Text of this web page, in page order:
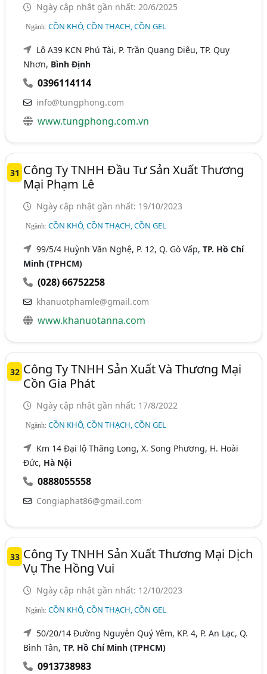
Ngày cập nhật gần nhất: 20/6/2025
Ngành:CỒN KHÔ, CỒN THẠCH, CỒN GEL
Lô A39 KCN Phú Tài, P. Trần Quang Diệu, TP. Quy
Nhơn, Bình Định
0396114114
info@tungphong.com
www.tungphong.com.vn
31 Công Ty TNHH Đầu Tư Sản Xuất Thương
Mại Phạm Lê
Ngày cập nhật gần nhất: 19/10/2023
Ngành:CỒN KHÔ, CỒN THẠCH, CỒN GEL
99/5/4 Huỳnh Văn Nghệ, P. 12, Q. Gò Vấp,TP. Hồ Chí
Minh (TPHCM)
(028) 66752258
khanuotphamle@gmail.com
www.khanuotanna.com
32 Công Ty TNHH Sản Xuất Và Thương Mại
Cồn Gia Phát
Ngày cập nhật gần nhất: 17/8/2022
Ngành:CỒN KHÔ, CỒN THẠCH, CỒN GEL
Km 14 Đại lộ Thăng Long, X. Song Phương, H. Hoài
Đức, Hà Nội
0888055558
Congiaphat86@gmail.com
33 Công Ty TNHH Sản Xuất Thương Mại Dịch
Vụ The Hồng Vui
Ngày cập nhật gần nhất: 12/10/2023
Ngành:CỒN KHÔ, CỒN THẠCH, CỒN GEL
50/20/14 Đường Nguyễn Quý Yêm, KP. 4, P. An Lạc, Q.
Bình Tân,TP. Hồ Chí Minh (TPHCM)
0913738983